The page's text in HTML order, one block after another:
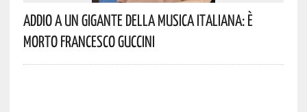
Addio A Un Gigante Della Musica Italiana: È
Morto Francesco Guccini